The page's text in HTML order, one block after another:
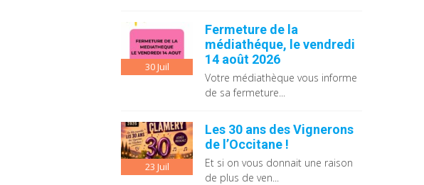
30Juil
Fermeture de la
médiathéque, le vendredi
14 août 2026
Votre médiathèque vous informe
de sa fermeture...
23 Juil
Les 30 ans des Vignerons
de l’Occitane !
Et si on vous donnait une raison
de plus de ven...